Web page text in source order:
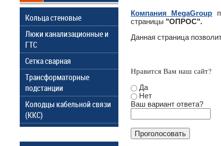
Компания MegaGroup
страницы "ОПРОС".
Данная страница
Нравится Вам наш сайт?
Да
Нет
Ваш вариант ответа?
Кольца стеновые
Люки канализационные и
ГТС
Сетка сварная
Трансформаторные
подстанции
Колодцы кабельной связи
(ККС)